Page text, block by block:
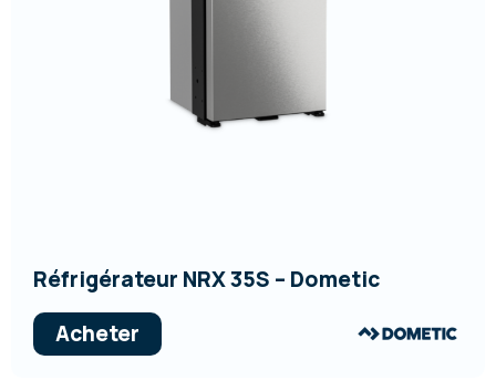
Réfrigérateur NRX 35S – Dometic
Acheter